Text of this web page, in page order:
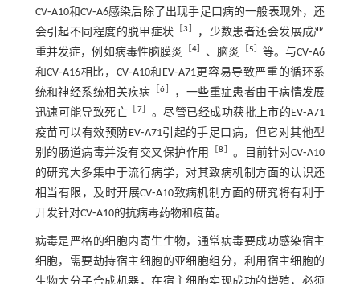
CV⁃A10和CV⁃A6感染后除了出现手足口病的一般表现外，还
会引起不同程度的脱甲症状 ［3
，少数患者还会发展成严
重并发症，例如病毒性脑膜炎
4］ 、脑炎 5
等。与CV⁃A6
和CV⁃A16相比，CV⁃A10和EV⁃A71更容易导致严重的循环系
统和神经系统相关疾病 ［6
，一些重症患者由于病情发展
迅速可能导致死亡
7］ 。尽管已经成功获批上市的EV⁃A71
疫苗可以有效预防EV⁃A71引起的手足口病，但它对其他型
别的肠道病毒并没有交叉保护作用
［8
。目前针对CV⁃A10
的研究大多集中于流行病学，对其致病机制方面的认识还
相当有限，及时开展CV⁃A10致病机制方面的研究将有利于
开发针对CV⁃A10的抗病毒药物和疫苗。
病毒是严格的细胞内寄生生物，通常病毒要成功感染宿主
细胞，需要劫持宿主细胞的亚细胞组分，利用宿主细胞的